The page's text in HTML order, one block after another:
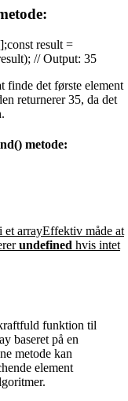
result =
// Output: 35
finde det første element
returnerer 35, da det
metode:
et arrayEffektiv måde at
undefined hvis intet
funktion til
baseret på en
metode kan
element